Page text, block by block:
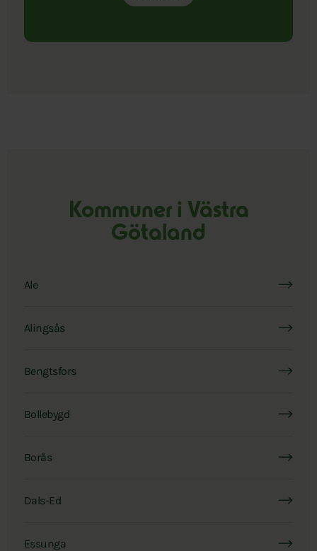
Kommuner i Västra
Götaland
Ale
Alingsås
Bengtsfors
Bollebygd
Borås
Dals-Ed
Essunga